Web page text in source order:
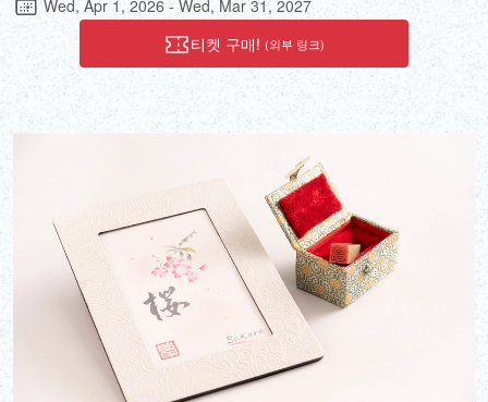
을 추가하면 세상에 단 하나뿐인 제품을 만들 수 있습니다. 특별한 기
념일에 간자시(머리 장식)로 착용하는 것 외에도 오리지널 아렌카 사
진 프레임에 넣어 집으로 가져갈 수 있어 매일 거실을 밝게 해줄 인테
Wed, Apr 1, 2026 - Wed, Mar 31, 2027
티켓 구매! (외부 링크)